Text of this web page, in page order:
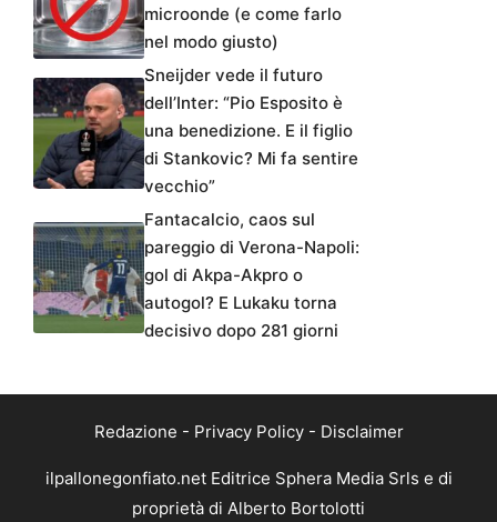
microonde (e come farlo
nel modo giusto)
Sneijder vede il futuro
dell’Inter: “Pio Esposito è
una benedizione. E il figlio
di Stankovic? Mi fa sentire
vecchio”
Fantacalcio, caos sul
pareggio di Verona-Napoli:
gol di Akpa-Akpro o
autogol? E Lukaku torna
decisivo dopo 281 giorni
Redazione - Privacy Policy- Disclaimer
ilpallonegonfiato.net Editrice Sphera Media Srls e di
proprietà di Alberto Bortolotti